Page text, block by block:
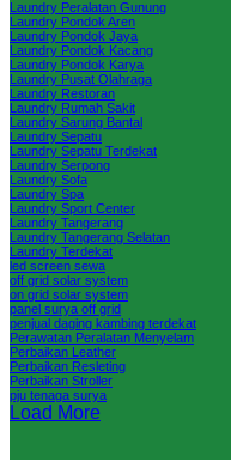
Laundry Peralatan Gunung
Laundry Pondok Aren
Laundry Pondok Jaya
Laundry Pondok Kacang
Laundry Pondok Karya
Laundry Pusat Olahraga
Laundry Restoran
Laundry Rumah Sakit
Laundry Sarung Bantal
Laundry Sepatu
Laundry Sepatu Terdekat
Laundry Serpong
Laundry Sofa
Laundry Spa
Laundry Sport Center
Laundry Tangerang
Laundry Tangerang Selatan
Laundry Terdekat
led screen sewa
off grid solar system
on grid solar system
panel surya off grid
penjual daging kambing terdekat
Perawatan Peralatan Menyelam
Perbaikan Leather
Perbaikan Resleting
Perbaikan Stroller
pju tenaga surya
Load More